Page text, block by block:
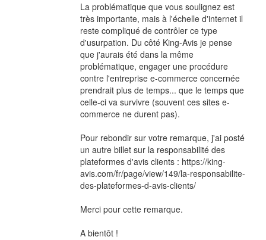
La problématique que vous soulignez est
très importante, mais à l'échelle d'internet il
reste compliqué de contrôler ce type
d'usurpation. Du côté King-Avis je pense
que j'aurais été dans la même
problématique, engager une procédure
contre l'entreprise e-commerce concernée
prendrait plus de temps... que le temps que
celle-ci va survivre (souvent ces sites e-
commerce ne durent pas).
Pour rebondir sur votre remarque, j'ai posté
un autre billet sur la responsabilité des
plateformes d'avis clients : https://king-
avis.com/fr/page/view/149/la-responsabilite-
des-plateformes-d-avis-clients/
Merci pour cette remarque.
A bientôt !